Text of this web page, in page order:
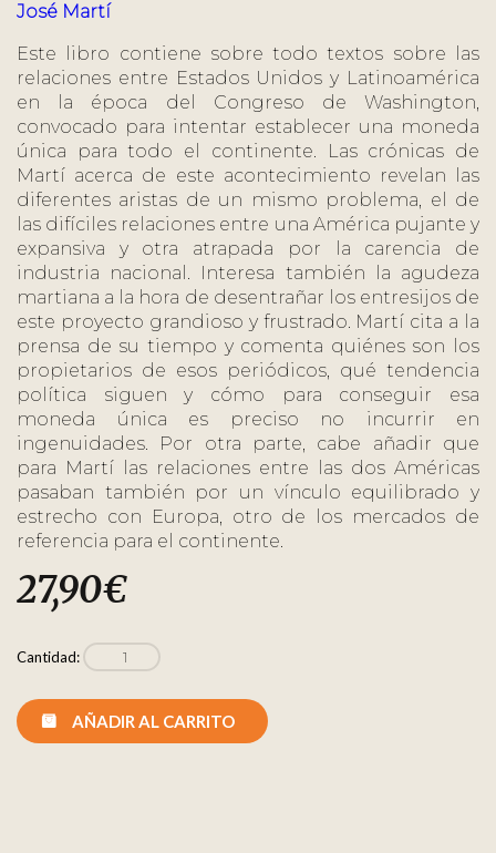
José Martí
Este libro contiene sobre todo textos sobre las
relaciones entre Estados Unidos y Latinoamérica
en la época del Congreso de Washington,
convocado para intentar establecer una moneda
única para todo el continente. Las crónicas de
Martí acerca de este acontecimiento revelan las
diferentes aristas de un mismo problema, el de
las difíciles relaciones entre una América pujante y
expansiva y otra atrapada por la carencia de
industria nacional. Interesa también la agudeza
martiana a la hora de desentrañar los entresijos de
este proyecto grandioso y frustrado. Martí cita a la
prensa de su tiempo y comenta quiénes son los
propietarios de esos periódicos, qué tendencia
política siguen y cómo para conseguir esa
moneda única es preciso no incurrir en
ingenuidades. Por otra parte, cabe añadir que
para Martí las relaciones entre las dos Américas
pasaban también por un vínculo equilibrado y
estrecho con Europa, otro de los mercados de
referencia para el continente.
27,90€
Cantidad:
AÑADIR AL CARRITO